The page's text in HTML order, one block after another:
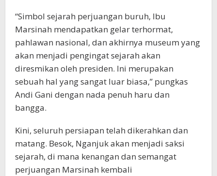
“Simbol sejarah perjuangan buruh, Ibu
Marsinah mendapatkan gelar terhormat,
pahlawan nasional, dan akhirnya museum yang
akan menjadi pengingat sejarah akan
diresmikan oleh presiden. Ini merupakan
sebuah hal yang sangat luar biasa,” pungkas
Andi Gani dengan nada penuh haru dan
bangga.
Kini, seluruh persiapan telah dikerahkan dan
matang. Besok, Nganjuk akan menjadi saksi
sejarah, di mana kenangan dan semangat
perjuangan Marsinah kembali